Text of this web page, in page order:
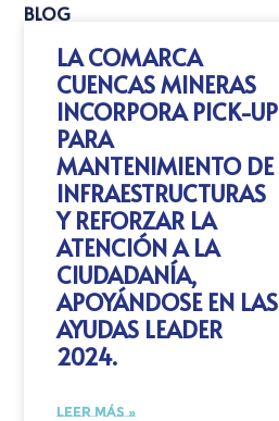
BLOG
LA COMARCA
CUENCAS MINERAS
INCORPORA PICK-UP
PARA
MANTENIMIENTO DE
INFRAESTRUCTURAS
Y REFORZAR LA
ATENCIÓN A LA
CIUDADANÍA,
APOYÁNDOSE EN LAS
AYUDAS LEADER
2024.
LEER MÁS »